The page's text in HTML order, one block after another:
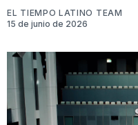
EL TIEMPO LATINO TEAM
15 de junio de 2026